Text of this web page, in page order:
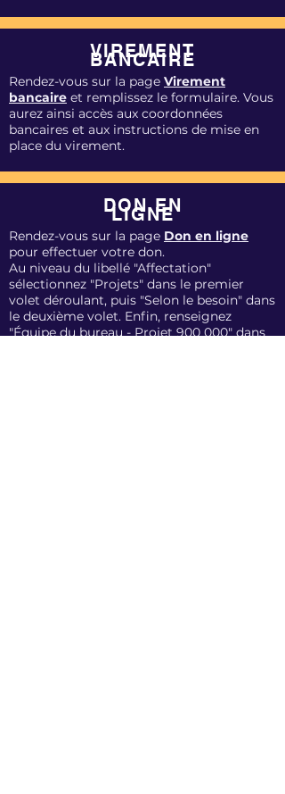
VIREMENT
BANCAIRE
Rendez-vous sur la page Virement
bancaire et remplissez le formulaire. Vous
aurez ainsi accès aux coordonnées
bancaires et aux instructions de mise en
place du virement.
DON EN
LIGNE
Rendez-vous sur la page Don en ligne
pour effectuer votre don.
Au niveau du libellé "Affectation"
sélectionnez "Projets" dans le premier
volet déroulant, puis "Selon le besoin" dans
le deuxième volet. Enfin, renseignez
"Équipe du bureau - Projet 900 000" dans